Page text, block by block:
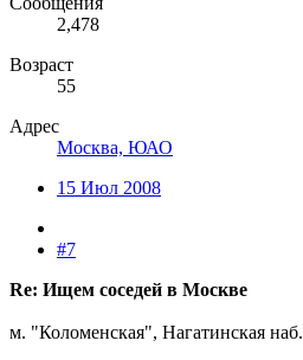
2,478
Возраст
55
Адрес
Москва, ЮАО
15 Июл 2008
#7
Re: Ищем соседей в Москве
м. "Коломенская", Нагатинская наб.